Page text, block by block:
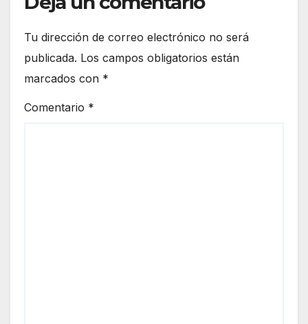
Tu dirección de correo electrónico no será
publicada. Los campos obligatorios están
marcados con *
Comentario *